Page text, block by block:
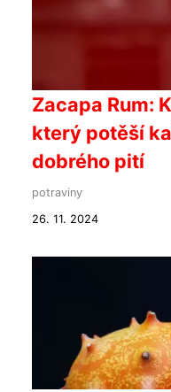
Zacapa Rum:
který potěší
dobrého pití
potraviny
26. 11. 2024